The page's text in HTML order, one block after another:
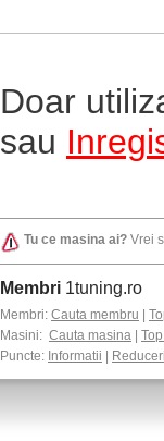
Doar
sau
Tu ce masina ai? Vrei
Membri 1tuning.ro
Membri: Cauta membru
Masini: Cauta masina
Puncte: Informatii